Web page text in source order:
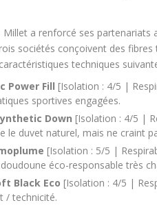
a renforcé ses partenariats
sociétés conçoivent des
techniques
Power Fill [Isolation : 4/5 |
sportives engagées.
Down [Isolation : 4/5 |
le duvet naturel, mais ne craint
[Isolation : 5/5 |
éco-responsable très
Black Eco [Isolation : 4/5 |
/ technicité.